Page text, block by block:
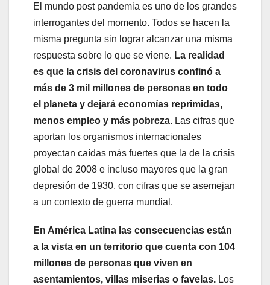
El mundo post pandemia es uno de los grandes
interrogantes del momento. Todos se hacen la
misma pregunta sin lograr alcanzar una misma
respuesta sobre lo que se viene. La realidad
es que la crisis del coronavirus confinó a
más de 3 mil millones de personas en todo
el planeta y dejará economías reprimidas,
menos empleo y más pobreza. Las cifras que
aportan los organismos internacionales
proyectan caídas más fuertes que la de la crisis
global de 2008 e incluso mayores que la gran
depresión de 1930, con cifras que se asemejan
a un contexto de guerra mundial.
En América Latina las consecuencias están
a la vista en un territorio que cuenta con 104
millones de personas que viven en
asentamientos, villas miserias o favelas. Los